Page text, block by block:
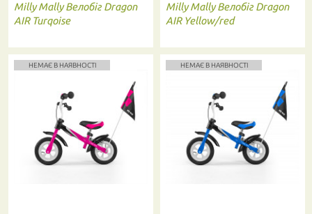
Milly Mally Велобіг Dragon
AIR Turqoise
Milly Mally Велобіг Dragon
AIR Yellow/red
НЕМАЄ В НАЯВНОСТІ НЕМАЄ В НАЯВНОСТІ